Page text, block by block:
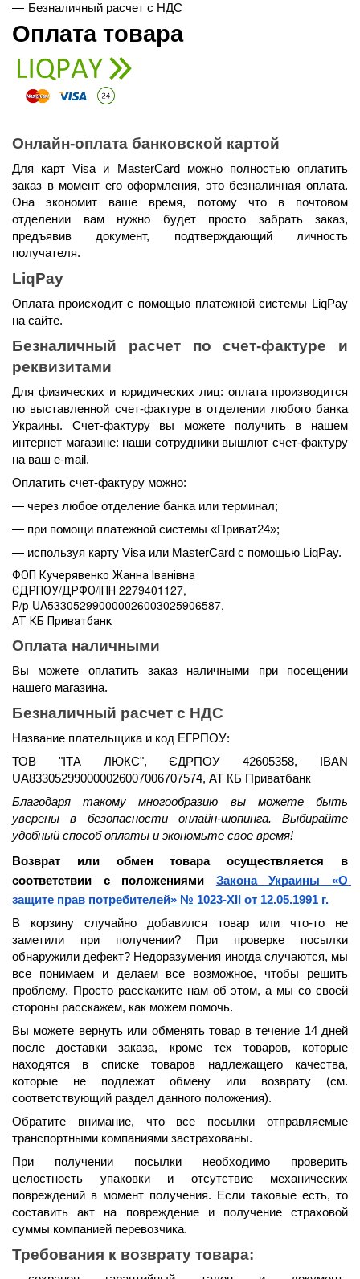
Безналичный расчет с НДС
Оплата товара
Онлайн-оплата банковской картой
Для карт Visa и MasterCard можно полностью оплатить
заказ в момент его оформления, это безналичная оплата.
Она экономит ваше время, потому что в почтовом
отделении вам нужно будет просто забрать заказ,
предъявив документ, подтверждающий личность
получателя.
LiqPay
Оплата происходит с помощью платежной системы LiqPay
на сайте.
Безналичный расчет по счет-фактуре и
реквизитами
Для физических и юридических лиц: оплата производится
по выставленной счет-фактуре в отделении любого банка
Украины. Счет-фактуру вы можете получить в нашем
интернет магазине: наши сотрудники вышлют счет-фактуру
на ваш e-mail.
Оплатить счет-фактуру можно:
— через любое отделение банка или терминал;
— при помощи платежной системы «Приват24»;
— используя карту Visa или MasterCard с помощью LiqPay.
ФОП Кучерявенко Жанна Іванівна
ЄДРПОУ/ДРФО/ІПН 2279401127,
Р/р UA533052990000026003025906587,
АТ КБ Приватбанк
Оплата наличными
Вы можете оплатить заказ наличными при посещении
нашего магазина.
Безналичный расчет с НДС
Название плательщика и код ЕГРПОУ:
ТОВ "ІТА ЛЮКС", ЄДРПОУ 42605358, IBAN
UA833052990000026007006707574, АТ КБ Приватбанк
Благодаря такому многообразию вы можете быть
уверены в безопасности онлайн-шопинга. Выбирайте
удобный способ оплаты и экономьте свое время!
Возврат или обмен товара осуществляется в
соответствии с положениями Закона Украины «О
защите прав потребителей» № 1023-XII от 12.05.1991 г.
В корзину случайно добавился товар или что-то не
заметили при получении? При проверке посылки
обнаружили дефект? Недоразумения иногда случаются, мы
все понимаем и делаем все возможное, чтобы решить
проблему. Просто расскажите нам об этом, а мы со своей
стороны расскажем, как можем помочь.
Вы можете вернуть или обменять товар в течение 14 дней
после доставки заказа, кроме тех товаров, которые
находятся в списке товаров надлежащего качества,
которые не подлежат обмену или возврату (см.
соответствующий раздел данного положения).
Обратите внимание, что все посылки отправляемые
транспортными компаниями застрахованы.
При получении посылки необходимо проверить
целостность упаковки и отсутствие механических
повреждений в момент получения. Если таковые есть, то
составить акт на повреждение и получение страховой
суммы компанией перевозчика.
Требования к возврату товара: